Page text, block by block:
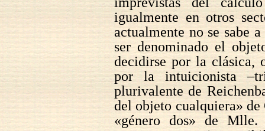
igualmente en otros
actualmente no se sabe
ser denominado el
decidirse por la clásica,
por la intuicionista
plurivalente de
del objeto cualquiera»
«género dos» de Mlle.